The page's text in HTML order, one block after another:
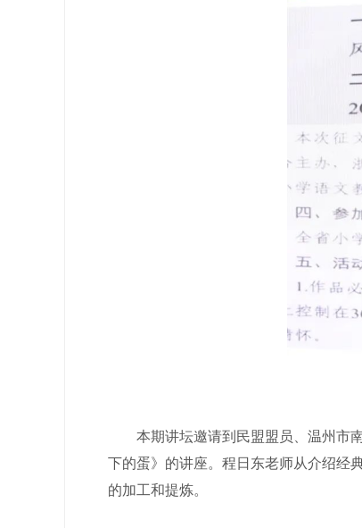
本期讲坛邀请到民盟盟员、温州市南
下的蛋》的讲座。程日东老师从介绍经
的加工和提炼。